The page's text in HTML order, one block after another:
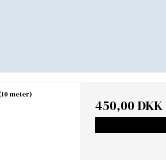
meter)
450,00 DKK